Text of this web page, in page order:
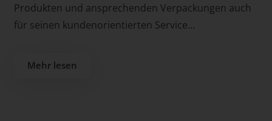
Produkten und ansprechenden Verpackungen auch
für seinen kundenorientierten Service...
Mehr lesen